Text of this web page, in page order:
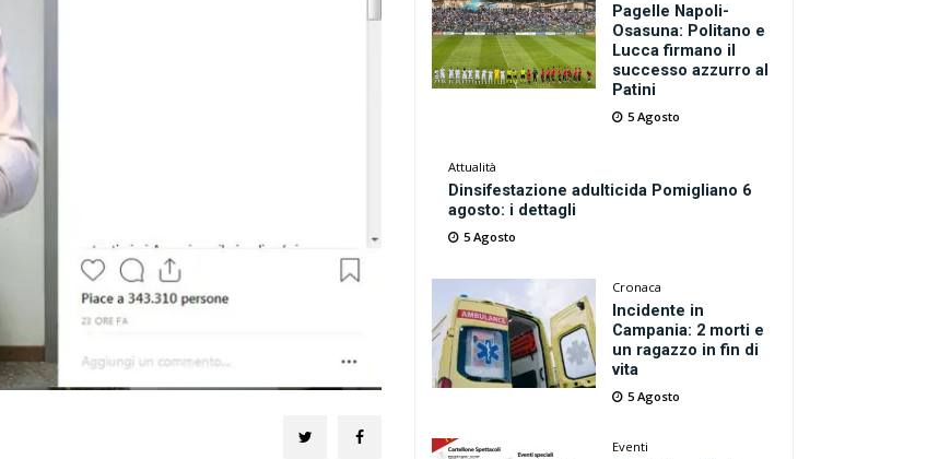
Pagelle Napoli-
Osasuna: Politano e
Lucca firmano il
successo azzurro al
Patini
5 Agosto
Attualità
Dinsifestazione adulticida Pomigliano 6
agosto: i dettagli
5 Agosto
Cronaca
Incidente in
Campania: 2 morti e
un ragazzo in fin di
vita
5 Agosto
Eventi